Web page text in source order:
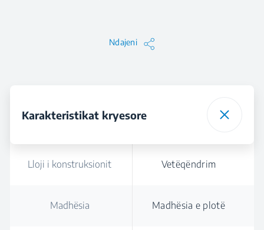
Ndajeni
Karakteristikat kryesore
Lloji i konstruksionit Vetëqëndrim
Madhësia Madhësia e plotë